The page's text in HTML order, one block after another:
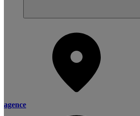
agence